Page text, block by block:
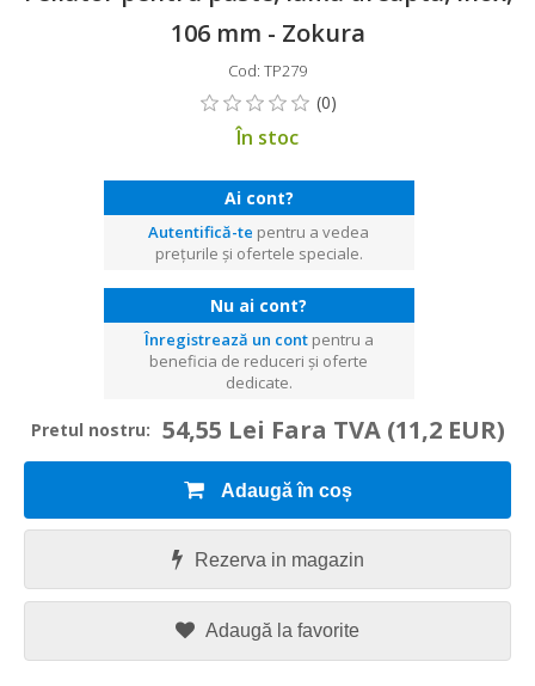
106 mm - Zokura
Cod: TP279
În stoc
Ai cont?
Autentifică-te pentru a vedea
prețurile și ofertele speciale.
Nu ai cont?
Înregistrează un contpentru a
beneficia de reduceri și oferte
dedicate.
Pretul nostru: 54,55 Lei Fara TVA (11,2 EUR)
Adaugă în coș
Rezerva in magazin
Adaugă la favorite